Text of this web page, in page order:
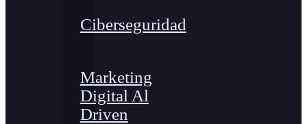
Ciberseguridad
Marketing
Digital Al
Driven